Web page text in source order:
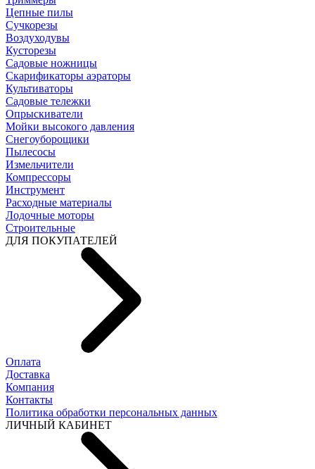
Цепные пилы
Cучкорезы
Воздуходувы
Кусторезы
Садовые ножницы
Скарификаторы аэраторы
Культиваторы
Садовые тележки
Опрыскиватели
Мойки высокого давления
Снегоуборощики
Пылесосы
Измельчители
Компрессоры
Инструмент
Расходные материалы
Лодочные моторы
Строительные
ДЛЯ ПОКУПАТЕЛЕЙ
Оплата
Доставка
Компания
Контакты
Политика обработки персональных данных
ЛИЧНЫЙ КАБИНЕТ